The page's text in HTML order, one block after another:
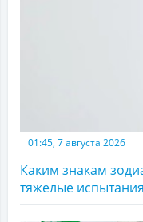
01:45, 7 августа 2026
Каким знакам
тяжелые